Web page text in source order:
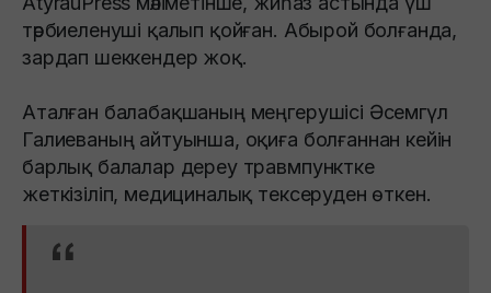
тәрбиеленуші қалып қойған. Абырой болғанда,
зардап шеккендер жоқ.
Аталған балабақшаның меңгерушісі Әсемгүл
Галиеваның айтуынша, оқиға болғаннан кейін
барлық балалар дереу травмпунктке
жеткізіліп, медициналық тексеруден өткен.